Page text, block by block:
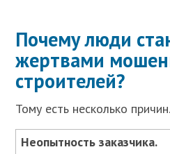
Почему люди
жертвами
строителей?
Тому есть несколько причин.
Неопытность заказчика.